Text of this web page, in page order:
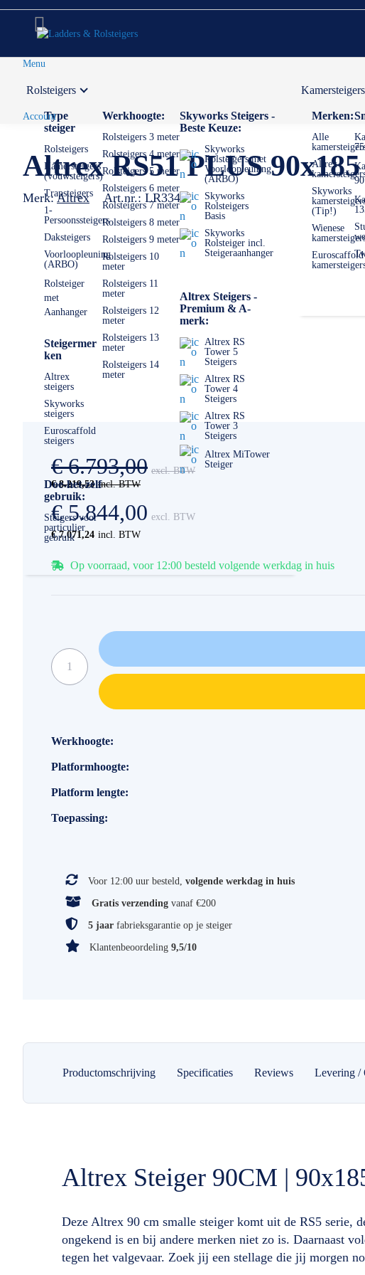
Menu
Rolsteigers
Type
steiger
Rolsteigers
Kamersteigers
(vouwsteigers)
Trapsteigers
1-
Persoonssteigers
Daksteigers
Voorloopleuning
(ARBO)
Rolsteiger
met
Aanhanger
Steigermer
ken
Altrex
steigers
Skyworks
steigers
Euroscaffold
steigers
Doe-het-zelf
gebruik:
Steigers voor
particulier
gebruik
Werkhoogte:
Rolsteigers 3 meter
Rolsteigers 4 meter
Rolsteigers 5 meter
Rolsteigers 6 meter
Rolsteigers 7 meter
Rolsteigers 8 meter
Rolsteigers 9 meter
Rolsteigers 10
meter
Rolsteigers 11
meter
Rolsteigers 12
meter
Rolsteigers 13
meter
Rolsteigers 14
meter
Skyworks Steigers -
Beste Keuze:
Skyworks
Rolsteigers met
Voorloopleuning
(ARBO)
Skyworks
Rolsteigers
Basis
Skyworks
Rolsteiger incl.
Steigeraanhanger
Altrex Steigers -
Premium & A-
merk:
Altrex RS
Tower 5
Steigers
Altrex RS
Tower 4
Steigers
Altrex RS
Tower 3
Steigers
Altrex MiTower
Steiger
Kamersteigers
Merken:
Alle
Altrex
Skyworks
(Tip!)
Wienese
Euroscaffold
Account
Altrex RS51 PLUS
Merk: Altrex Art.nr.: LR3341
€ 8.219,53
€ 6.793,00
€ 7.071,24
€ 5.844,00
Op voorraad, voor 12:00 besteld volgende werkdag in huis
Specificaties
Werkhoogte
Platformhoogte
Platform lengte
Toepassing
Voor 12:00 uur besteld, volgende werkdag in huis
Gratis verzending vanaf €200
5 jaar fabrieksgarantie op je steiger
Klantenbeoordeling 9,5/10
Productomschrijving Specificaties Reviews Levering /
Altrex Steiger 90CM |
Deze Altrex 90 cm smalle steiger komt uit de RS5 serie,
ongekend is en bij andere merken niet zo is. Daarnaast
tegen het valgevaar. Zoek jij een stellage die jij morgen